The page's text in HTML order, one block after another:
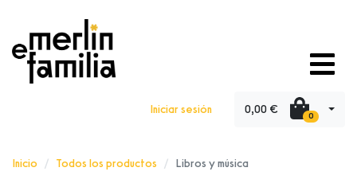
Iniciar sesión 0,00 € 0
Inicio Todos los productos Libros y música